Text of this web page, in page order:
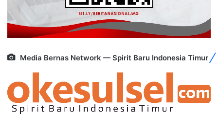
Media Bernas Network — Spirit Baru Indonesia Timur